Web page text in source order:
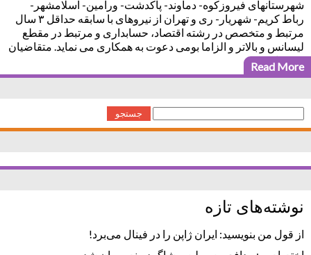
شهرستانهای فیروزکوه- دماوند- پاکدشت- ورامین- اسلامشهر-
رباط کریم- شهریار- ری و تهران از نیروهای با سابقه حداقل ۳ سال
مرتبط و متخصص در رشته اقتصاد، حسابداری و مرتبط در مقطع
لیسانس و بالاتر و الزاما بومی دعوت به همکاری می نماید. متقاضیان
می توانند
Read More
جستجو
برای:
نوشته‌های تازه
از قول من بنویسید: ایران ژاپن را در فینال می‌برد!